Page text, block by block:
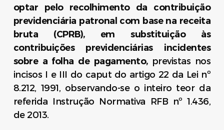
optar pelo recolhimento da contribuição
previdenciária patronal com base na receita
bruta (CPRB), em substituição às
contribuições previdenciárias incidentes
sobre a folha de pagamento,previstas nos
incisos I e III do caput do artigo 22 da Lei nº
8.212, 1991, observando-se o inteiro teor da
referida Instrução Normativa RFB nº 1.436,
de 2013.